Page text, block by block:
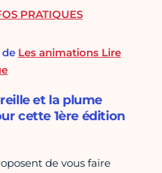
Les animations Lire
et la plume
cette 1ère édition
de vous faire
PRATIQUES